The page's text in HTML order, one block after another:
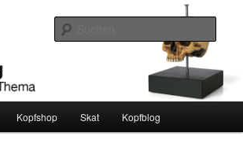
Kopfshop Skat Kopfblog